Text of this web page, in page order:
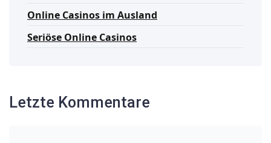
Online Casinos im Ausland
Seriöse Online Casinos
Letzte Kommentare